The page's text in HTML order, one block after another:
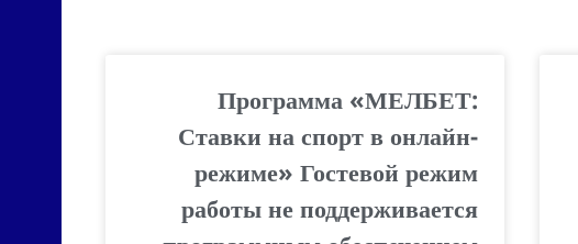
Программа «МЕЛБЕТ:
Ставки на спорт в онлайн-
режиме» Гостевой режим
работы не поддерживается